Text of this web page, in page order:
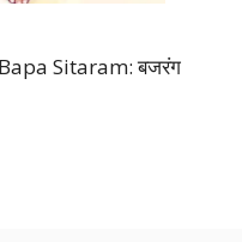
Sitaram: बजरंग